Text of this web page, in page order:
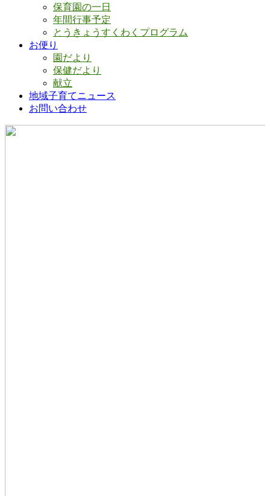
保育園の一日
年間行事予定
とうきょうすくわくプログラム
お便り
園だより
保健だより
献立
地域子育てニュース
お問い合わせ